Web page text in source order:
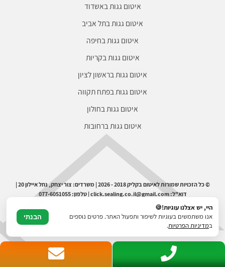
איטום גגות באשדוד
איטום גגות בתל אביב
איטום גגות בחיפה
איטום גגות בקריות
איטום גגות בראשון לציון
איטום גגות בפתח תקווה
איטום גגות בחולון
איטום גגות ברחובות
© כל הזכויות שמורות לאיטום בקליק 2018 - 2026 | משרדים: צור יצחק, נחל איילון 20 |
דוא"ל: click.sealing.co.il@gmail.com | טלפון: 077-6051055
היי, יש אצלנו עוגיות!🍪
אנו משתמשים בעוגיות לשיפור ותפעול האתר. פרטים נוספים
במדיניות הפרטיות.
הבנתי